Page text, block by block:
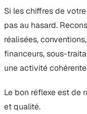
Si les chiffres de
pas au hasard.
réalisées,
financeurs, sous-
une activité
Le bon réflexe est de
et qualité.